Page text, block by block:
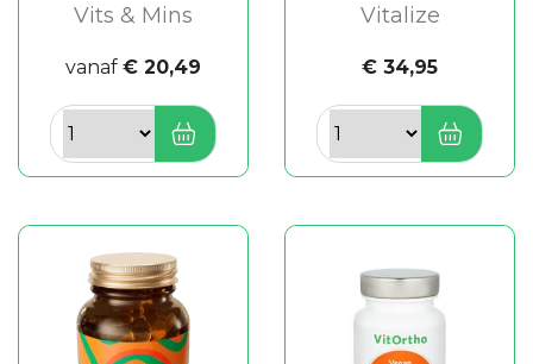
Vits & Mins
vanaf € 20,49
Vitalize
€ 34,95